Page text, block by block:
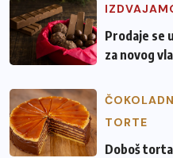
Prodaje se
za novog
TORTE
Doboš torta